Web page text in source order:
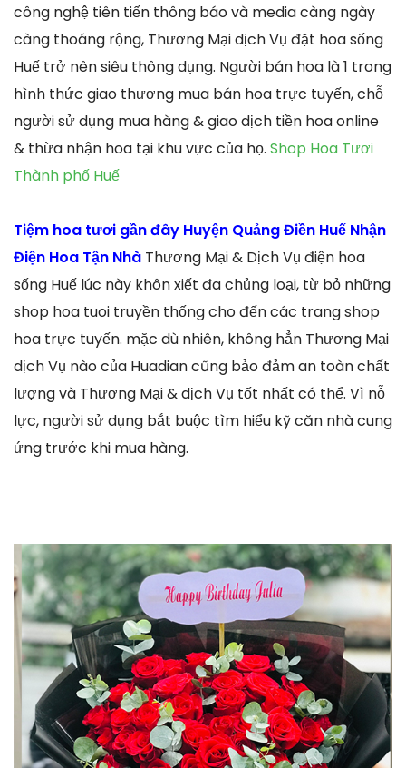
công nghệ tiên tiến thông báo và media càng ngày
càng thoáng rộng, Thương Mại dịch Vụ đặt hoa sống
Huế trở nên siêu thông dụng. Người bán hoa là 1 trong
hình thức giao thương mua bán hoa trực tuyến, chỗ
người sử dụng mua hàng & giao dịch tiền hoa online
& thừa nhận hoa tại khu vực của họ. Shop Hoa Tươi
Thành phố Huế
Tiệm hoa tươi gần đây Huyện Quảng Điền Huế Nhận
Điện Hoa Tận Nhà Thương Mại & Dịch Vụ điện hoa
sống Huế lúc này khôn xiết đa chủng loại, từ bỏ những
shop hoa tuoi truyền thống cho đến các trang shop
hoa trực tuyến. mặc dù nhiên, không hẳn Thương Mại
dịch Vụ nào của Huadian cũng bảo đảm an toàn chất
lượng và Thương Mại & dịch Vụ tốt nhất có thể. Vì nỗ
lực, người sử dụng bắt buộc tìm hiểu kỹ căn nhà cung
ứng trước khi mua hàng.